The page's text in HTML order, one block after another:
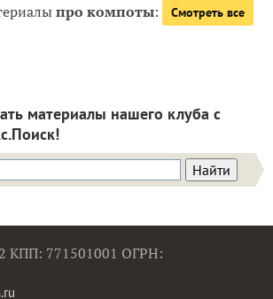
про компоты: Смотреть все
материалы нашего клуба с
КПП: 771501001 ОГРН: